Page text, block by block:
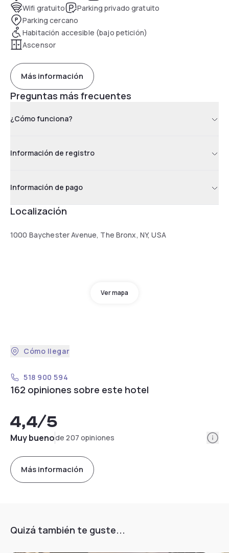
Wifi gratuito
Parking privado gratuito
Parking cercano
Habitación accesible (bajo petición)
Ascensor
Más información
Preguntas más frecuentes
¿Cómo funciona?
Información de registro
Información de pago
Localización
1000 Baychester Avenue, The Bronx, NY, USA
Ver mapa
Cómo llegar
518 900 594
162 opiniones sobre este hotel
4,4/5
Muy buenode 207 opiniones
Más información
Quizá también te guste...